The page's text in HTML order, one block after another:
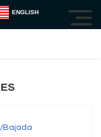
ENGLISH
Bajada